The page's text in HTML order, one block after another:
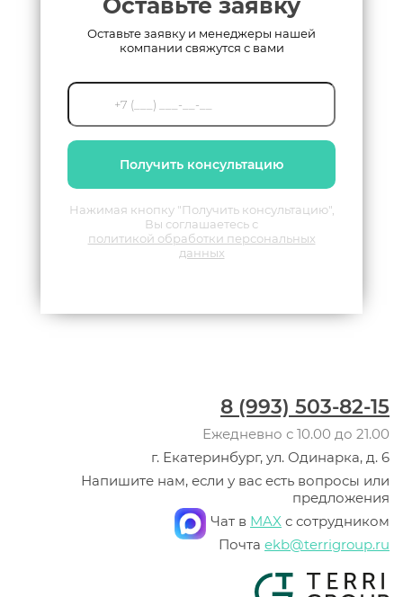
Оставьте заявку и менеджеры нашей
компании свяжутся с вами
Получить консультацию
Нажимая кнопку "Получить консультацию",
Вы соглашаетесь с
политикой обработки персональных
данных
8 (993) 503-82-15
Ежедневно с 10.00 до 21.00
г. Екатеринбург, ул. Одинарка, д. 6
Напишите нам, если у вас есть вопросы или
предложения
Чат в MAX с сотрудником
Почта ekb@terrigroup.ru